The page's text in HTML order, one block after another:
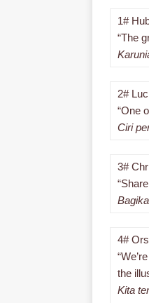
1#
“The
2#
“One
Ciri
3#
4#
the
Kita